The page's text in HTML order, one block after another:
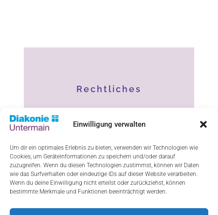
Einwilligung verwalten
Um dir ein optimales Erlebnis zu bieten, verwenden wir Technologien wie
Cookies, um Geräteinformationen zu speichern und/oder darauf
zuzugreifen. Wenn du diesen Technologien zustimmst, können wir Daten
wie das Surfverhalten oder eindeutige IDs auf dieser Website verarbeiten.
Wenn du deine Einwilligung nicht erteilst oder zurückziehst, können
bestimmte Merkmale und Funktionen beeinträchtigt werden.
Rechtliches
Haftungsausschluss
Cookie-Richtlinie (EU)